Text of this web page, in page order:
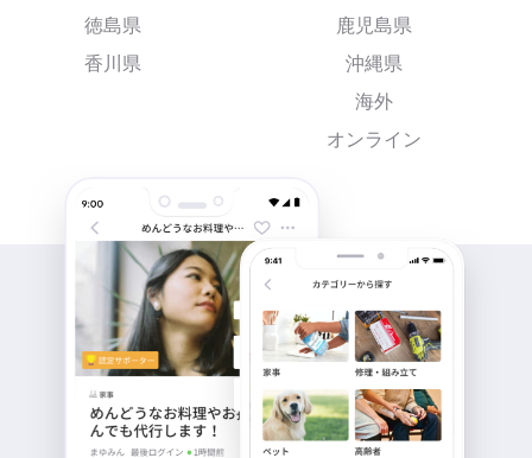
徳島県
香川県
鹿児島県
沖縄県
海外
オンライン